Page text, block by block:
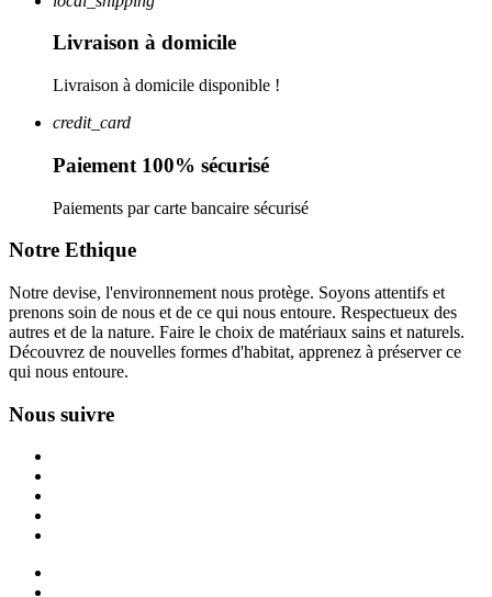
Livraison à domicile
Livraison à domicile disponible !
credit_card
Paiement 100% sécurisé
Paiements par carte bancaire sécurisé
Notre Ethique
Notre devise, l'environnement nous protège. Soyons attentifs et
prenons soin de nous et de ce qui nous entoure. Respectueux des
autres et de la nature. Faire le choix de matériaux sains et naturels.
Découvrez de nouvelles formes d'habitat, apprenez à préserver ce
qui nous entoure.
Nous suivre